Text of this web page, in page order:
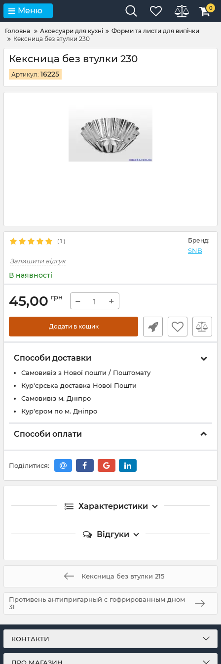
Меню 0
Головна Аксесуари для кухні
Форми та листи для випічки
Кексница без втулки 230
Кексница без втулки 230
Артикул: 16225
( 1 ) Бренд:
SNB
Залишити відгук
В наявності
45,00 грн − +
Додати в кошик
Способи доставки
Самовивіз з Нової пошти / Поштомату
Кур'єрська доставка Нової Пошти
Самовивіз м. Дніпро
Кур'єром по м. Дніпро
Способи оплати
Поділитися:
Характеристики
Відгуки
Кексница без втулки 215
Противень антипригарный с гофрированным дном
31
КОНТАКТИ